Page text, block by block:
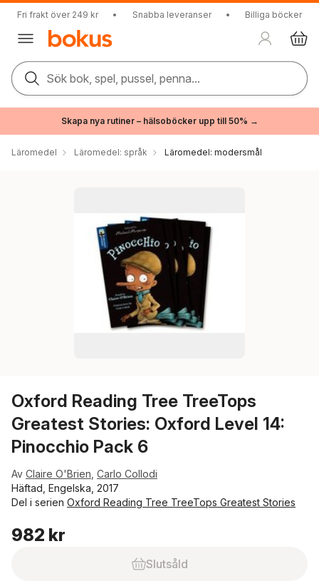
Fri frakt över 249 kr • Snabba leveranser • Billiga böcker
Sök bok, spel, pussel, penna...
Skapa nya rutiner – hälsoböcker upp till 50% →
Läromedel Läromedel: språk Läromedel: modersmål
Oxford Reading Tree TreeTops
Greatest Stories: Oxford Level 14:
Pinocchio Pack 6
Av Claire O'Brien Carlo Collodi
Häftad, Engelska, 2017
Del i serien Oxford Reading Tree TreeTops Greatest Stories
982 kr
Slutsåld